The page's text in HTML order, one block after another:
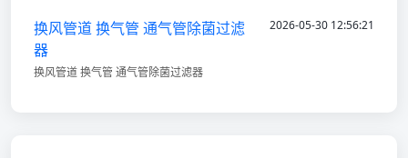
换风管道 换气管 通气管除菌过滤
器
换风管道 换气管 通气管除菌过滤器
2026-05-30 12:56:21